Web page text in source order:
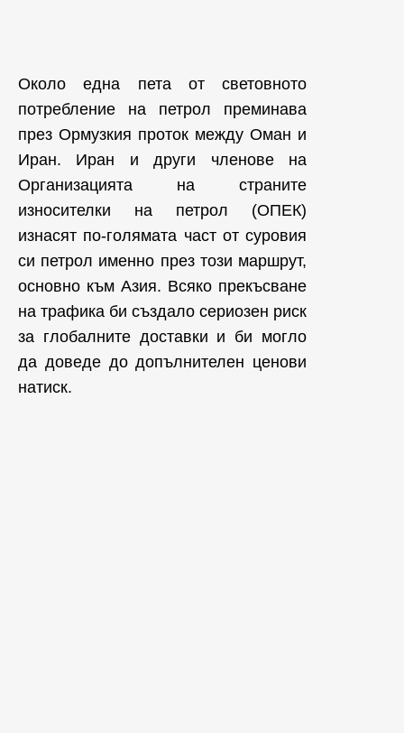
Около една пета от световното
потребление на петрол преминава
през Ормузкия проток между Оман и
Иран. Иран и други членове на
Организацията на страните
износителки на петрол (ОПЕК)
изнасят по-голямата част от суровия
си петрол именно през този маршрут,
основно към Азия. Всяко прекъсване
на трафика би създало сериозен риск
за глобалните доставки и би могло
да доведе до допълнителен ценови
натиск.